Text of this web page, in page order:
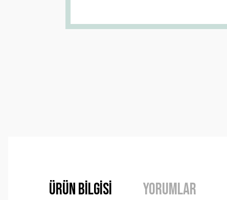
Ürün Bilgisi Yorumlar